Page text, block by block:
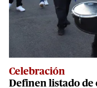
Celebración
Definen listado de